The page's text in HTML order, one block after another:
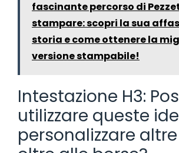
fascinante percorso di
stampare: scopri la sua
storia e come ottenere la
versione stampabile!
Intestazione H3:
utilizzare queste
personalizzare